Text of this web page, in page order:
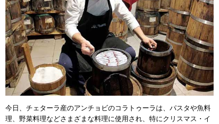
今日、チェターラ産のアンチョビのコラトゥーラは、パスタや魚料
理、野菜料理などさまざまな料理に使用され、特にクリスマス・イ